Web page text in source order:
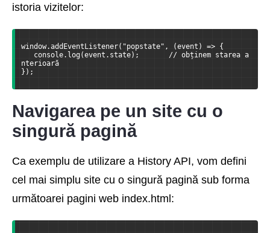
istoria vizitelor:
window.addEventListener("popstate", (event) => {
console.log(event.state);       // obținem starea a
nterioară
});
Navigarea pe un site cu o
singură pagină
Ca exemplu de utilizare a History API, vom defini
cel mai simplu site cu o singură pagină sub forma
următoarei pagini web index.html: